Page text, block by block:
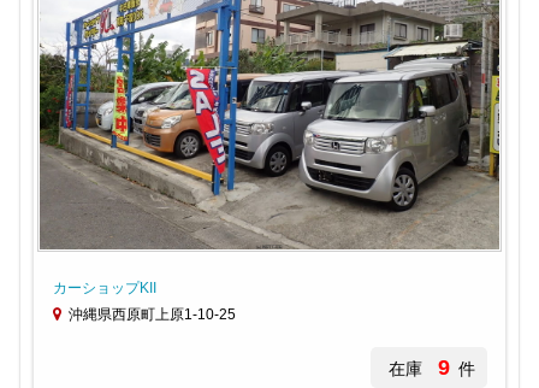
カーショップKII
沖縄県西原町上原1-10-25
在庫 9 件